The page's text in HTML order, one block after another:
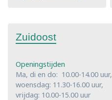
Zuidoost
Openingstijden
Ma, di en do: 10.00-14.00 uur,
woensdag: 11.30-16.00 uur,
vrijdag: 10.00-15.00 uur